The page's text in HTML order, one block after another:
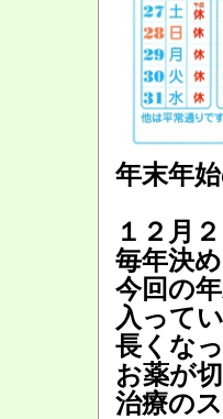
年末年
１２月
毎年決
今回の
入って
長くな
お薬が
治療の